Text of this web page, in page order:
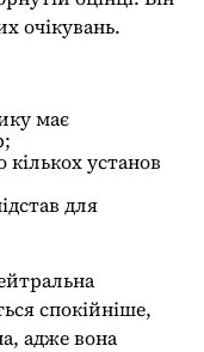
очікувань.
має
кількох установ
для
спокійніше,
адже вона